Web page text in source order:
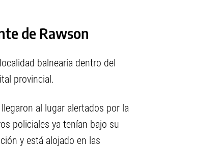
de Rawson
balnearia dentro del
provincial.
llegaron al lugar alertados por la
policiales ya tenían bajo su
y está alojado en las